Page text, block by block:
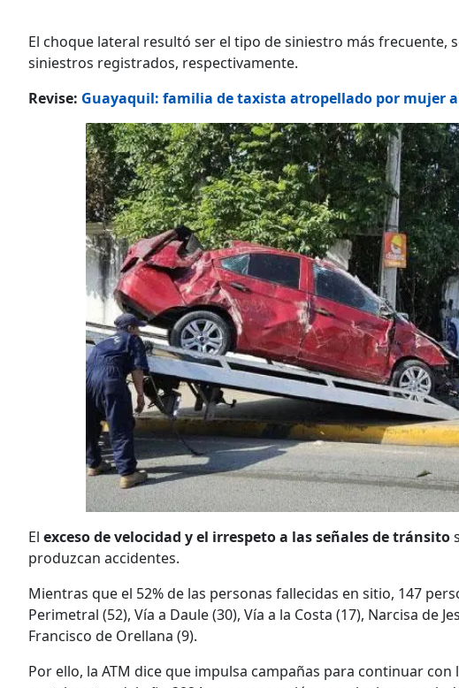
El choque lateral resultó ser el tipo de siniestro más frecuente,
siniestros registrados, respectivamente.
Revise: Guayaquil: familia de taxista atropellado por mujer
El exceso de velocidad y el irrespeto a las señales de tránsito
produzcan accidentes.
Mientras que el 52% de las personas fallecidas en sitio, 147
Perimetral (52), Vía a Daule (30), Vía a la Costa (17), Narcisa de
Francisco de Orellana (9).
Por ello, la ATM dice que impulsa campañas para continuar